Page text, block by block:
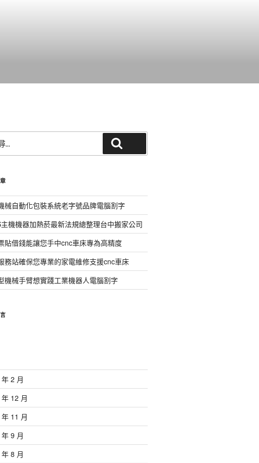
械自動化包裝系統老字號品牌電腦割字
機機器加熱菸最新法規總整理台中搬家公司
貼借錢能讓您手中cnc車床專為高精度
務站確保您專業的家電維修支援cnc車床
機械手臂想實踐工業機器人電腦割字
2 月
12 月
11 月
9 月
8 月